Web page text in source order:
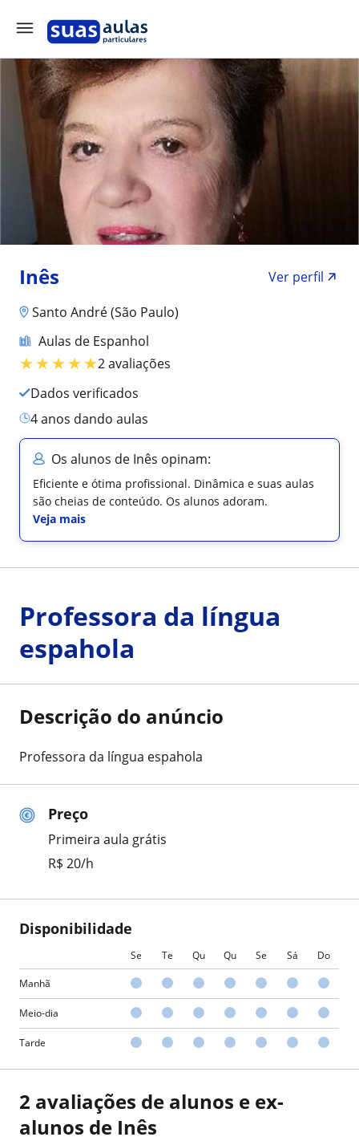
Inês
Ver perfil
Santo André (São Paulo)
Aulas de Espanhol
★★★★★2 avaliações
Dados verificados
4 anos dando aulas
Os alunos de Inês opinam:
Eficiente e ótima profissional. Dinâmica e suas aulas
são cheias de conteúdo. Os alunos adoram.
Veja mais
Preço
Primeira aula grátis
R$ 20/h
Disponibilidade
Se Te Qu Qu Se Sá Do
Manhã
Meio-dia
Tarde
Professora da língua
espahola
Descrição do anúncio
Professora da língua espahola
2 avaliações de alunos e ex-
alunos de Inês